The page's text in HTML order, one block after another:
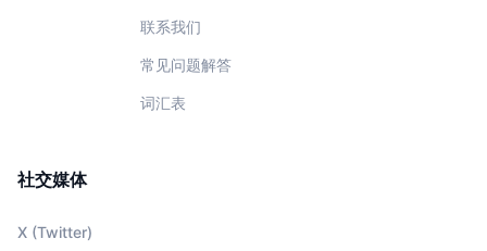
联系我们
常见问题解答
词汇表
社交媒体
X (Twitter)